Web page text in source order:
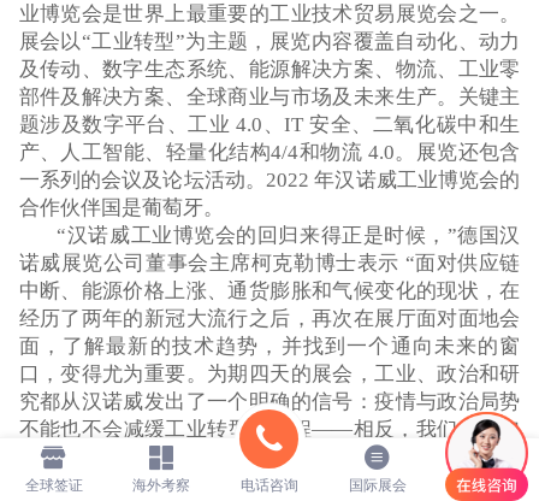
业博览会是世界上最重要的工业技术贸易展览会之一。
展会以“工业转型”为主题，展览内容覆盖自动化、动力
及传动、数字生态系统、能源解决方案、物流、工业零
部件及解决方案、全球商业与市场及未来生产。关键主
题涉及数字平台、工业 4.0、IT 安全、二氧化碳中和生
产、人工智能、轻量化结构4/4和物流 4.0。展览还包含
一系列的会议及论坛活动。2022 年汉诺威工业博览会的
合作伙伴国是葡萄牙。
“汉诺威工业博览会的回归来得正是时候，”德国汉
诺威展览公司董事会主席柯克勒博士表示 “面对供应链
中断、能源价格上涨、通货膨胀和气候变化的现状，在
经历了两年的新冠大流行之后，再次在展厅面对面地会
面，了解最新的技术趋势，并找到一个通向未来的窗
口，变得尤为重要。为期四天的展会，工业、政治和研
究都从汉诺威发出了一个明确的信号：疫情与政治局势
不能也不会减缓工业转型的进程——相反，我们必须加
快步伐才能实现这一数字化和可持续性进程”，2023年4
月17-21日，我们也正是时候一起走进汉诺威工业展，一
全球签证 海外考察 电话咨询 国际展会 联系我们